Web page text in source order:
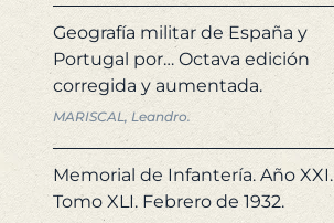
Geografía militar de España y
Portugal por… Octava edición
corregida y aumentada.
MARISCAL, Leandro.
Memorial de Infantería. Año XXI.
Tomo XLI. Febrero de 1932.